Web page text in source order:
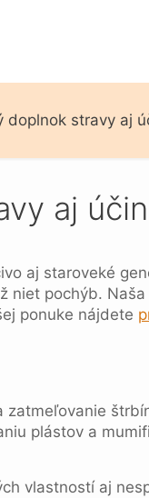
doplnok stravy aj
aj
aj staroveké
niet pochýb. Naša
ponuke nájdete
plástov a
vlastností aj